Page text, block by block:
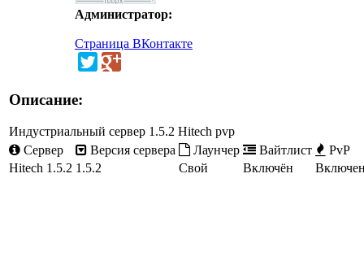
Администратор:
Страница ВКонтакте
Описание:
Индустриальный сервер 1.5.2 Hitech pvp
Сервер
Версия сервера Лаунчер Вайтлист
PvP
Hitech 1.5.2 1.5.2 Свой Включён